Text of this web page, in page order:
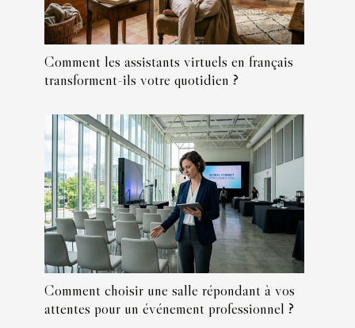
Comment les assistants virtuels en français
transforment-ils votre quotidien ?
Comment choisir une salle répondant à vos
attentes pour un événement professionnel ?